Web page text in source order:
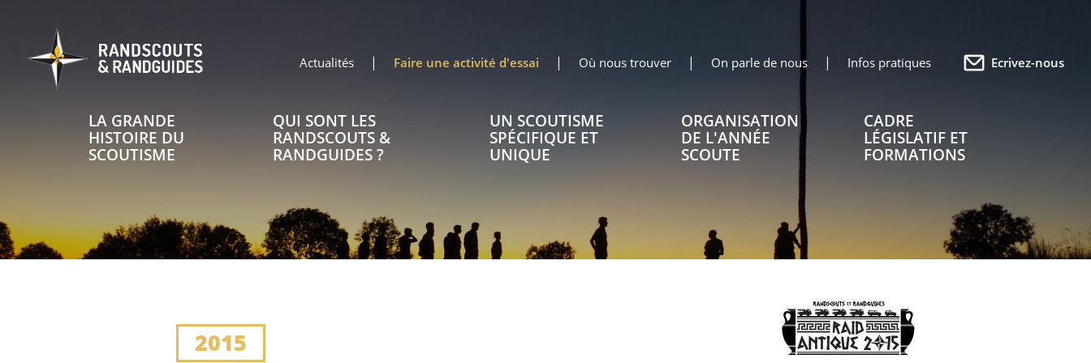
principal
Header
top
Actualités Faire une activité d'essai Où nous trouver On parle de nous Infos pratiques Ecrivez-nous
LA GRANDE
HISTOIRE DU
SCOUTISME
QUI SONT LES
RANDSCOUTS &
RANDGUIDES ?
UN SCOUTISME
SPÉCIFIQUE ET
UNIQUE
ORGANISATION
DE L'ANNÉE
SCOUTE
CADRE
LÉGISLATIF ET
FORMATIONS
2015